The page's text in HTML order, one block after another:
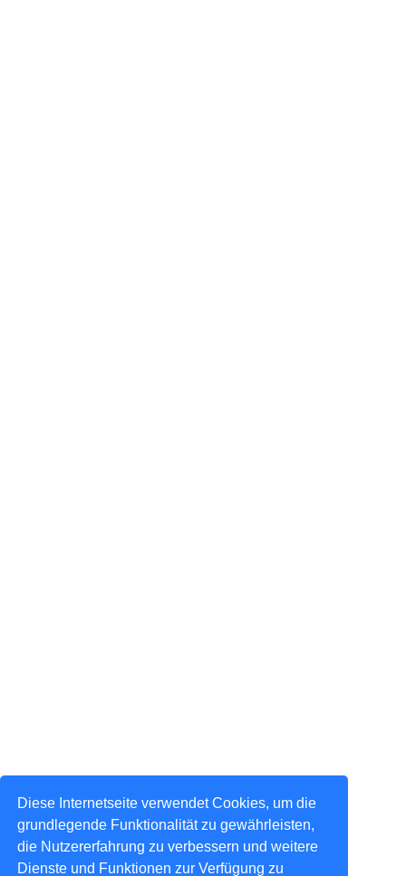
Diese Internetseite verwendet Cookies, um die
grundlegende Funktionalität zu gewährleisten,
die Nutzererfahrung zu verbessern und weitere
Dienste und Funktionen zur Verfügung zu